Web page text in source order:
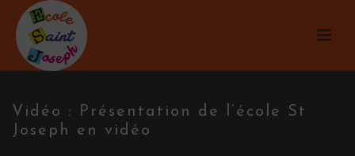
Vidéo : Présentation de l’école St
Joseph en vidéo